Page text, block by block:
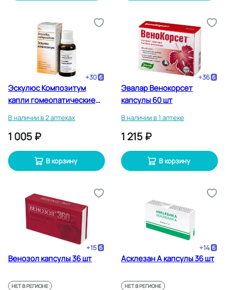
+30
Эскулюс Композитум
капли гомеопатические
В наличии в 2 аптеках
1 005 ₽
В корзину
+36
Эвалар Венокорсет
капсулы 60 шт
В наличии в 1 аптеке
1 215 ₽
В корзину
+15
Венозол капсулы 36 шт
НЕТ В РЕГИОНЕ
+14
Асклезан А капсулы 36 шт
НЕТ В РЕГИОНЕ